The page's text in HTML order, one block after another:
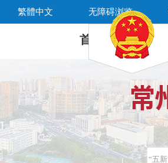
繁體中文 无障碍浏览
首 页 新